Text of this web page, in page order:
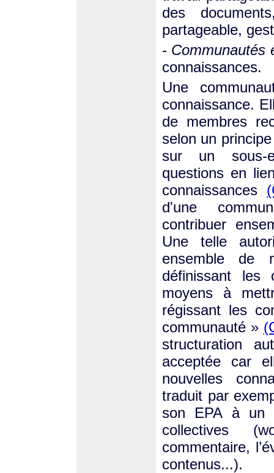
des
partageable,
- Communautés
connaissances.
Une
connaissance.
de membres
selon un
sur un sous-
questions en
connaissances
d'une
contribuer
Une telle
ensemble de
définissant les
moyens à
régissant les
communauté »
structuration
acceptée car
nouvelles
traduit par
son EPA à un
collectives
commentaire,
contenus...).